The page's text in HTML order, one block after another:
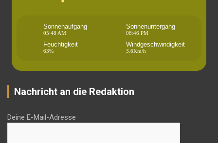
Sonnenaufgang
05:48 AM
Sonnenuntergang
08:46 PM
Feuchtigkeit
63%
Windgeschwindigkeit
3.6Km/h
Nachricht an die Redaktion
Deine E-Mail-Adresse